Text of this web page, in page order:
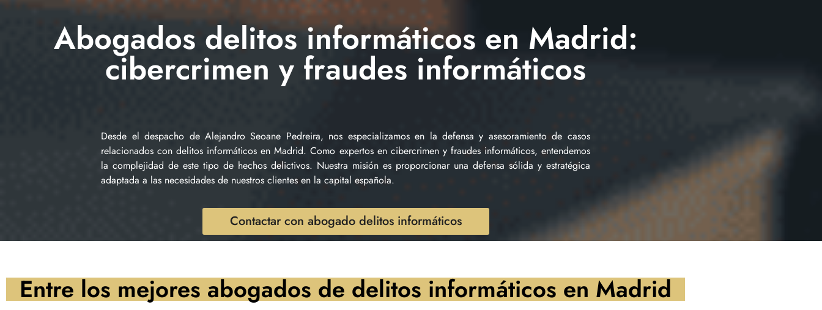
Abogados delitos informáticos en Madrid:
cibercrimen y fraudes informáticos
Desde el despacho de Alejandro Seoane Pedreira, nos especializamos en la defensa y asesoramiento de casos
relacionados con delitos informáticos en Madrid. Como expertos en cibercrimen y fraudes informáticos, entendemos
la complejidad de este tipo de hechos delictivos. Nuestra misión es proporcionar una defensa sólida y estratégica
adaptada a las necesidades de nuestros clientes en la capital española.
Contactar con abogado delitos informáticos
Entre los mejores abogados de delitos informáticos en Madrid